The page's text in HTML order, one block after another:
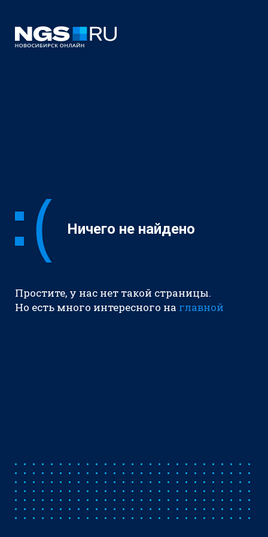
Ничего не найдено
Простите, у нас нет такой страницы.
Но есть много интересного на главной